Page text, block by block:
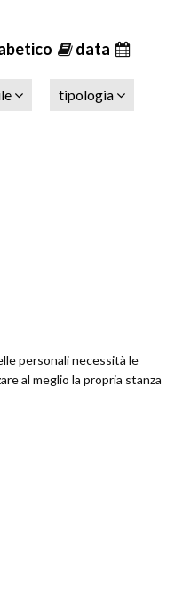
data
tipologia
personali necessità le
al meglio la propria stanza